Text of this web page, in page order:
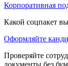
Корпоративная
Какой соцпакет
Оформляйте
Проверяйте
документы без